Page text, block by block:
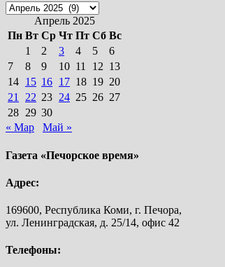
Архивы
Апрель 2025
Пн Вт Ср Чт Пт Сб Вс
1
2 3 4 5
6
7
8 9 10 11 12 13
14 15 16 17 18 19 20
21
22 23 24 25 26 27
28 29 30
« Мар
Май »
Газета «Печорское время»
Адрес:
169600, Республика Коми, г. Печора,
ул. Ленинградская, д. 25/14, офис 42
Телефоны: